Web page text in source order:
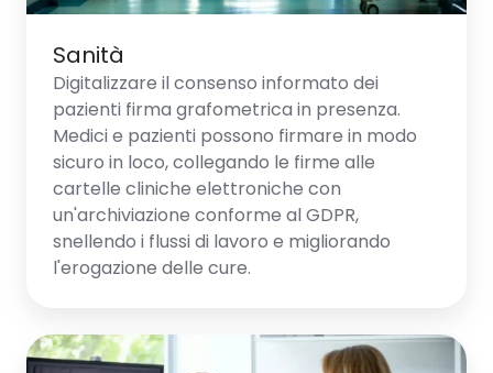
Sanità
Digitalizzare il consenso informato dei
pazienti firma grafometrica in presenza.
Medici e pazienti possono firmare in modo
sicuro in loco, collegando le firme alle
cartelle cliniche elettroniche con
un'archiviazione conforme al GDPR,
snellendo i flussi di lavoro e migliorando
l'erogazione delle cure.